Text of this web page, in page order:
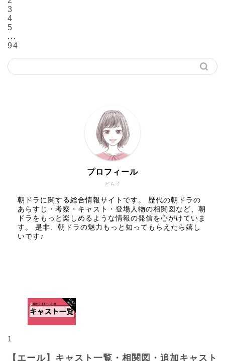
3
4
5
...
94
どら子
プロフィール
朝ドラに関する総合情報サイトです。 歴代の朝ドラの
あらすじ・考察・キャスト・登場人物の相関図など、朝
ドラをもっと楽しめるような情報の発信を心がけていま
す。 是非、朝ドラの魅力もっと知ってもらえたら嬉し
いです♪
1
【エール】キャスト一覧・相関図・追加キャスト